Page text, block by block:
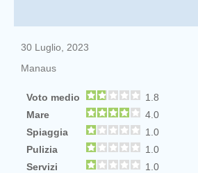
30 Luglio, 2023
Manaus
Voto medio
1.8
Mare
4.0
Spiaggia
1.0
Pulizia
1.0
Servizi
1.0